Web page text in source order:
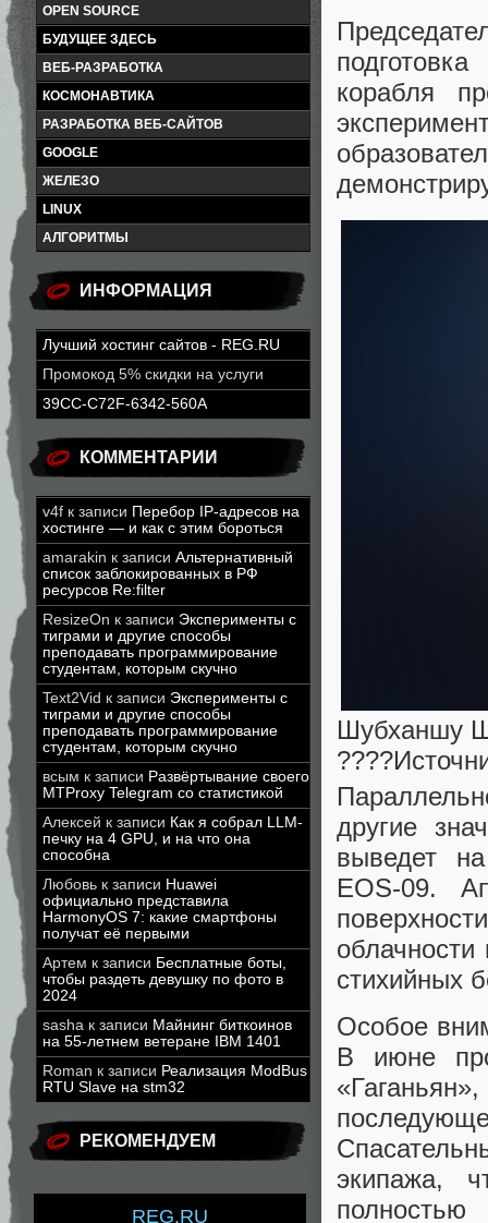
OPEN SOURCE
БУДУЩЕЕ ЗДЕСЬ
ВЕБ-РАЗРАБОТКА
КОСМОНАВТИКА
РАЗРАБОТКА ВЕБ-САЙТОВ
GOOGLE
ЖЕЛЕЗО
LINUX
АЛГОРИТМЫ
ИНФОРМАЦИЯ
Лучший хостинг сайтов - REG.RU
Промокод 5% скидки на услуги
39CC-C72F-6342-560A
КОММЕНТАРИИ
v4f к записи Перебор IP-адресов на
хостинге — и как с этим бороться
amarakin к записи Альтернативный
список заблокированных в РФ
ресурсов Re:filter
ResizeOn к записи Эксперименты с
тиграми и другие способы
преподавать программирование
студентам, которым скучно
Text2Vid к записи Эксперименты с
тиграми и другие способы
преподавать программирование
студентам, которым скучно
всым к записи Развёртывание своего
MTProxy Telegram со статистикой
Алексей к записи Как я собрал LLM-
печку на 4 GPU, и на что она
способна
Любовь к записи Huawei
официально представила
HarmonyOS 7: какие смартфоны
получат её первыми
Артем к записи Бесплатные боты,
чтобы раздеть девушку по фото в
2024
sasha к записи Майнинг биткоинов
на 55-летнем ветеране IBM 1401
Roman к записи Реализация ModBus
RTU Slave на stm32
РЕКОМЕНДУЕМ
REG.RU
корабля
Шубханшу
другие
выведет
EOS-09.
стихийных
Особое
В июне
экипажа,